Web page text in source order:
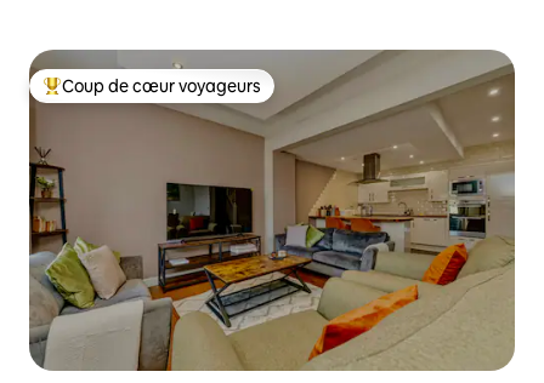
Coups de cœur voyageurs les plus appréciés
Coup de cœur voyageurs